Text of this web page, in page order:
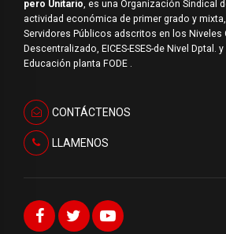
pero Unitario, es una Organización Sindical
actividad económica de primer grado y
Servidores Públicos adscritos en los Niveles
Descentralizado, EICES-ESES-de Nivel Dptal.
Educación planta FODE .
CONTÁCTENOS
LLAMENOS